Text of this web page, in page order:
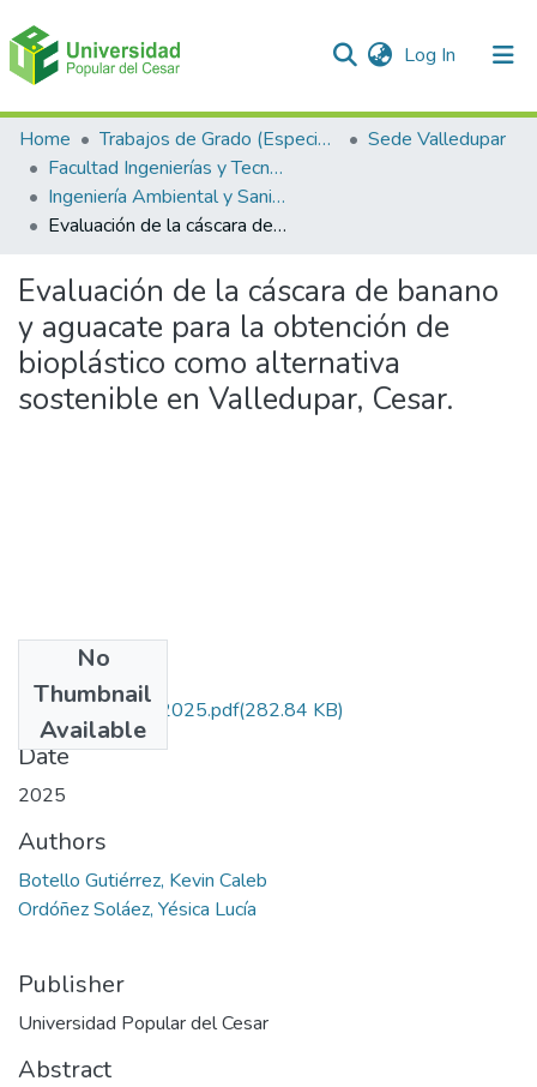
Log In (current)
Communities & Collections
All of DSpace
Statistics
Home Trabajos de Grado (Especializaciones y Pregrados)
Sede Valledupar
Facultad Ingenierías y Tecnologías
Ingeniería Ambiental y Sanitaria.
Evaluación de la cáscara de banano y aguacate para la obtención de bioplástico como alternativa sostenible en Valledupar, Cesar.
Evaluación de la cáscara de banano
y aguacate para la obtención de
bioplástico como alternativa
sostenible en Valledupar, Cesar.
No
Thumbnail
Available
BotelloGutierrez.2025.pdf(282.84 KB)
Date
2025
Authors
Botello Gutiérrez, Kevin Caleb
Ordóñez Soláez, Yésica Lucía
Publisher
Universidad Popular del Cesar
Abstract